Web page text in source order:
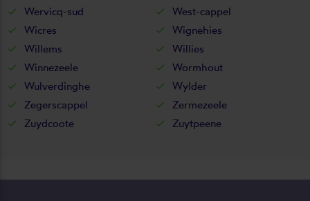
Wervicq-sud
West-cappel
Wicres
Wignehies
Willems
Willies
Winnezeele
Wormhout
Wulverdinghe
Wylder
Zegerscappel
Zermezeele
Zuydcoote
Zuytpeene